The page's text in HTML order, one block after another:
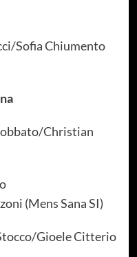
Sofia Chiumento
Christian
(Mens Sana SI)
Gioele Citterio